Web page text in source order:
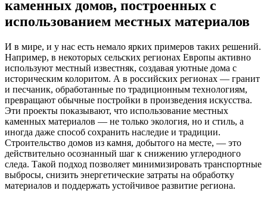
каменных домов, построенных с
использованием местных материалов
И в мире, и у нас есть немало ярких примеров таких решений.
Например, в некоторых сельских регионах Европы активно
используют местный известняк, создавая уютные дома с
историческим колоритом. А в российских регионах — гранит
и песчаник, обработанные по традиционным технологиям,
превращают обычные постройки в произведения искусства.
Эти проекты показывают, что использование местных
каменных материалов — не только экология, но и стиль, а
иногда даже способ сохранить наследие и традиции.
Строительство домов из камня, добытого на месте, — это
действительно осознанный шаг к снижению углеродного
следа. Такой подход позволяет минимизировать транспортные
выбросы, снизить энергетические затраты на обработку
материалов и поддержать устойчивое развитие региона.